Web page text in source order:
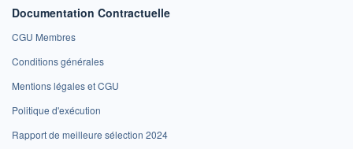
Documentation Contractuelle
CGU Membres
Conditions générales
Mentions légales et CGU
Politique d'exécution
Rapport de meilleure sélection 2024